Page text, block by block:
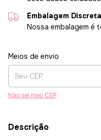
Embalagem Discreta
Nossa embalagem é
Entregas para o CEP:
Meios de envio
Não sei meu CEP
Descrição